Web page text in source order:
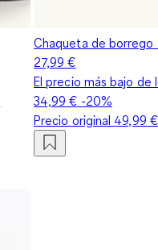
Chaqueta de borrego
27,99 €
El precio más bajo de
34,99 € -20%
Precio original 49,99 €